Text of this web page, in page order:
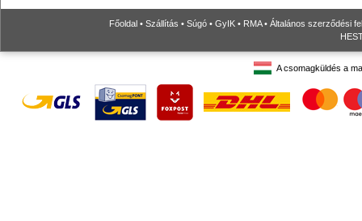
Főoldal • Szállítás • Súgó • GyIK • RMA• Általános szerződési
A csomagküldés a